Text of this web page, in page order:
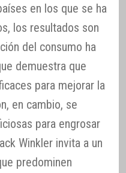
en los que se ha
los resultados son
del consumo ha
demuestra que
para mejorar la
en cambio, se
para engrosar
Winkler invita a un
predominen